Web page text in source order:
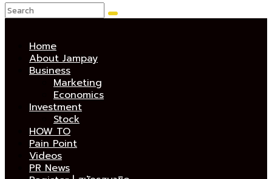
Home
About Jampay
Business
Marketing
Economics
Investment
Stock
HOW TO
Pain Point
Videos
PR News